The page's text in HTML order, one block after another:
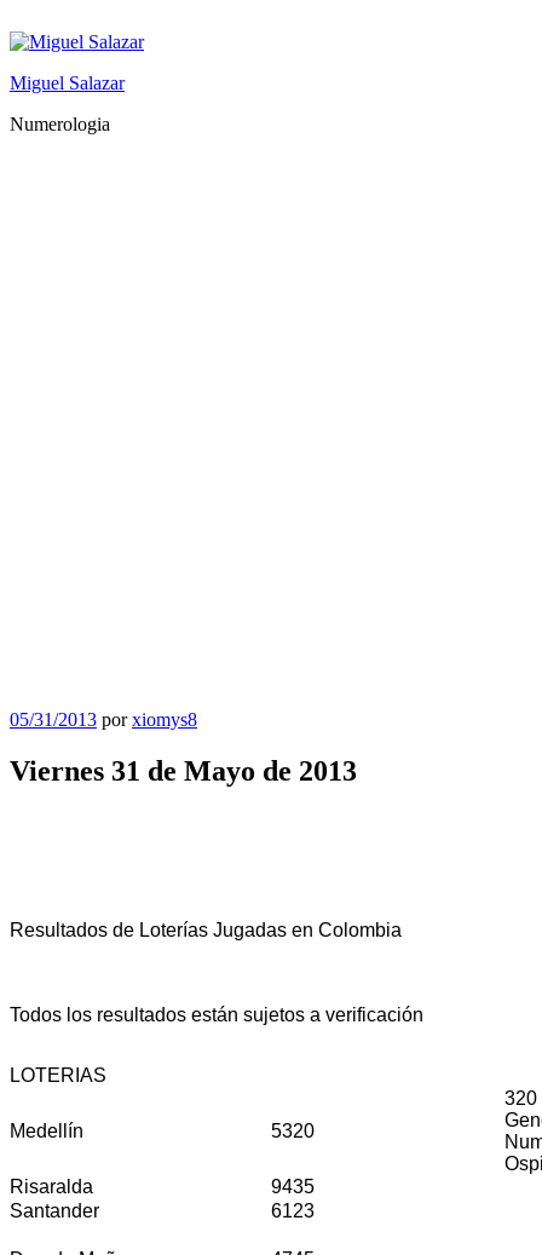
al
Miguel Salazar
Numerologia
Publicado
05/31/2013 porxiomys8
Viernes 31 de Mayo de 2013
Resultados de Loterías Jugadas en Colombia
Todos los resultados están sujetos a verificación
LOTERIAS
Medellín 5320
320
Risaralda
9435
Santander
6123